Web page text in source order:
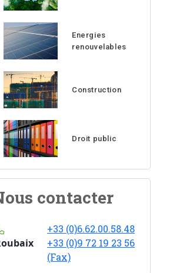
Energies
renouvelables
Construction
Droit public
contacter
+33 (0)6.62.00.58.48
+33 (0)9 72 19 23 56
(Fax)